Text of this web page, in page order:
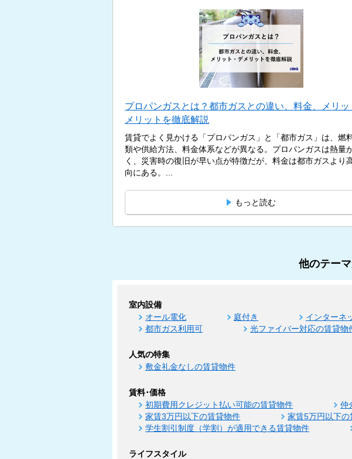
プロパンガスとは？都市ガスとの違い、料金、メリッ
メリットを徹底解説
賃貸でよく見かける「プロパンガス」と「都市ガス」は、燃
類や供給方法、料金体系などが異なる。プロパンガスは熱量
く、災害時の復旧が早い点が特徴だが、料金は都市ガスより
向にある。...
もっと読む
他のテー
室内設備
オール電化 庭付き インターネ
都市ガス利用可
光ファイバー対応の賃貸物
人気の特集
敷金礼金なしの賃貸物件
賃料･価格
初期費用クレジット払い可能の賃貸物件 仲
家賃3万円以下の賃貸物件
家賃5万円以下の
学生割引制度（学割）が適用できる賃貸物件
ライフスタイル